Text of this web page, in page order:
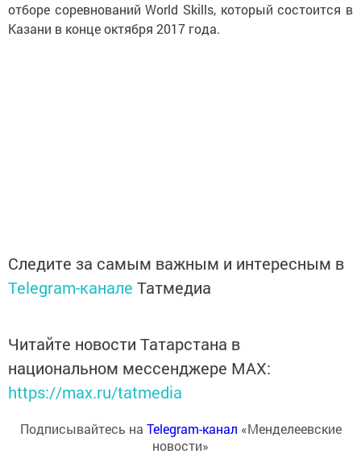
отборе соревнований World Skills, который состоится в
Казани в конце октября 2017 года.
Следите за самым важным и интересным в
Telegram-канале Татмедиа
Читайте новости Татарстана в
национальном мессенджере MАХ:
https://max.ru/tatmedia
Подписывайтесь на Telegram-канал «Менделеевские
новости»